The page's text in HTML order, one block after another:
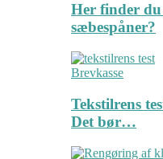
Her finder
sæbespåner?
Brevkasse
Tekstilrens
Det bør…